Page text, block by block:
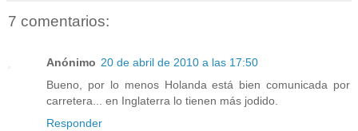
7 comentarios:
Anónimo 20 de abril de 2010 a las 17:50
Bueno, por lo menos Holanda está bien comunicada por
carretera... en Inglaterra lo tienen más jodido.
Responder